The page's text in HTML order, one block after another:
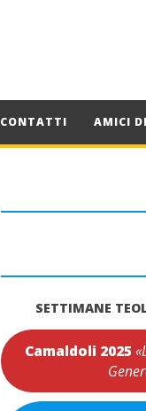
CONTATTI AMICI
SETTIMANE
Camaldoli 2025